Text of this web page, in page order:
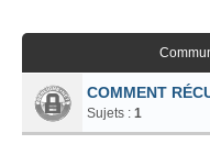
COMMENT
Sujets : 1